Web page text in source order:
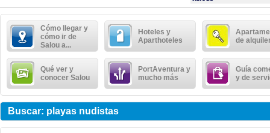
Cómo llegar y
cómo ir de
Salou a...
Hoteles y
Aparthoteles
de
Qué ver y
conocer Salou
PortAventura y
mucho más
Guía
y de
Buscar: playas nudistas